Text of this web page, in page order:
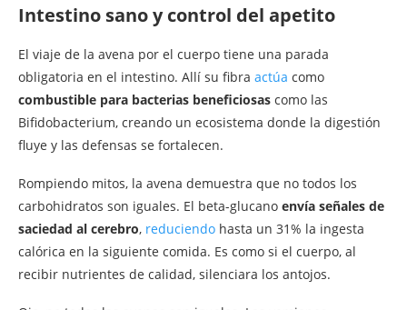
Intestino sano y control del apetito
El viaje de la avena por el cuerpo tiene una parada
obligatoria en el intestino. Allí su fibra actúa como
combustible para bacterias beneficiosas como las
Bifidobacterium, creando un ecosistema donde la digestión
fluye y las defensas se fortalecen.
Rompiendo mitos, la avena demuestra que no todos los
carbohidratos son iguales. El beta-glucano envía señales de
saciedad al cerebro, reduciendo hasta un 31% la ingesta
calórica en la siguiente comida. Es como si el cuerpo, al
recibir nutrientes de calidad, silenciara los antojos.